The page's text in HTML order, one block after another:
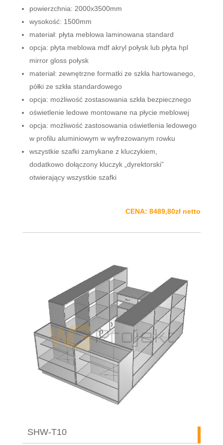
powierzchnia: 2000x3500mm
wysokość: 1500mm
materiał: płyta meblowa laminowana standard
opcja: płyta meblowa mdf akryl połysk lub płyta hpl
mirror gloss połysk
materiał: zewnętrzne formatki ze szkła hartowanego,
półki ze szkła standardowego
opcja: możliwość zostasowania szkła bezpiecznego
oświetlenie ledowe montowane na płycie meblowej
opcja: możliwość zastosowania oświetlenia ledowego
w profilu aluminiowym w wyfrezowanym rowku
wszystkie szafki zamykane z kluczykiem,
dodatkowo dołączony kluczyk „dyrektorski”
otwierający wszystkie szafki
CENA: 8489,80zł netto
SHW-T10